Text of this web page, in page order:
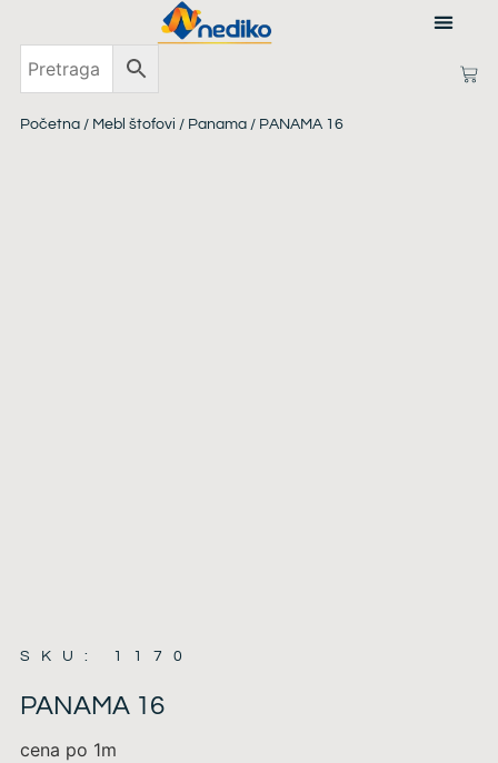
Početna/ Mebl štofovi / Panama/ PANAMA 16
SKU: 1170
PANAMA 16
cena po 1m